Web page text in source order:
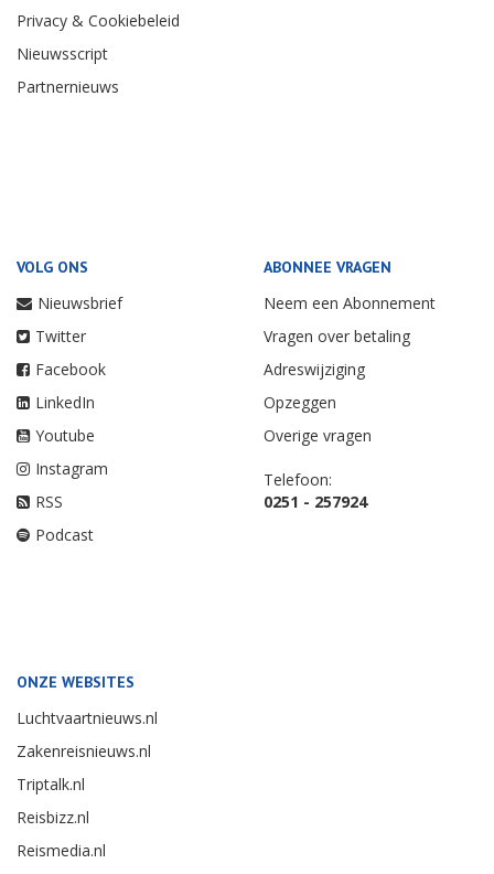
Privacy & Cookiebeleid
Nieuwsscript
Partnernieuws
VOLG ONS
Nieuwsbrief
Twitter
Facebook
LinkedIn
Youtube
Instagram
RSS
Podcast
ABONNEE VRAGEN
Neem een Abonnement
Vragen over betaling
Adreswijziging
Opzeggen
Overige vragen
Telefoon:
0251 - 257924
ONZE WEBSITES
Luchtvaartnieuws.nl
Zakenreisnieuws.nl
Triptalk.nl
Reisbizz.nl
Reismedia.nl